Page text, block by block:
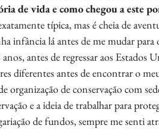
de vida e como chegou a este
típica, mas é cheia de
infância lá antes de me mudar
antes de regressar aos Estados
diferentes antes de encontrar o
organização de conservação com
e a ideia de trabalhar para
de fundos, sempre me senti